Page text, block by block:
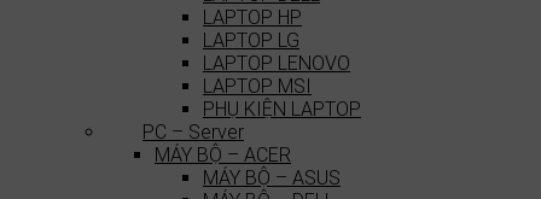
LAPTOP HP
LAPTOP LG
LAPTOP LENOVO
LAPTOP MSI
PHỤ KIỆN LAPTOP
PC – Server
MÁY BỘ – ACER
MÁY BỘ – ASUS